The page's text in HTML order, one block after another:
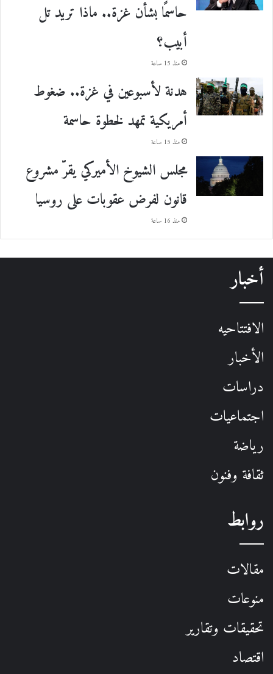
حاسمًا بشأن غزة.. ماذا تريد تل
أبيب؟
منذ 15 ساعة
هدنة لأسبوعين في غزة.. ضغوط
أمريكية تمهد لخطوة حاسمة
منذ 15 ساعة
مجلس الشيوخ الأميركي يقرّ مشروع
قانون لفرض عقوبات على روسيا
منذ 16 ساعة
أخبار
الافتتاحيه
الأخبار
دراسات
اجتماعيات
رياضة
ثقافة وفنون
روابط
مقالات
منوعات
تحقيقات وتقارير
اقتصاد